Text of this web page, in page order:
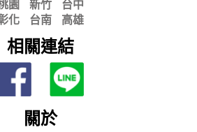
園
新竹
台中
化
台南 高雄
相關連結
關於